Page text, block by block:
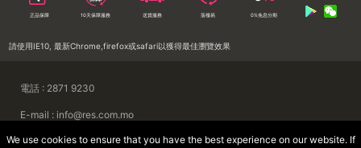
正品保障 10天保障服務 送貨服務 落樓易 0%免息分期
請使用IE10, 最新Chrome,firefox或safari以獲得最佳瀏覽效果
電話 : 2871 9230
E-mail : info@res.com.mo
地址 : 澳門慕拉士前地來來集團大廈
We use cookies to ensure that you have the best experience on our website. If